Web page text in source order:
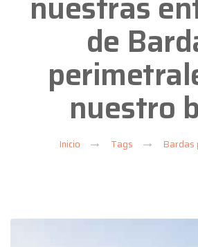
de
nuestro
Inicio Tags Bardas